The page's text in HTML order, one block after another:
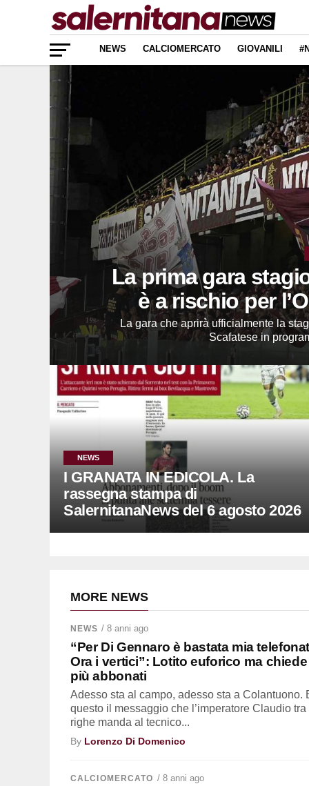
NEWS CALCIOMERCATO GIOVANILI
La prima gara
è a rischio per
La gara che aprirà ufficialmente la
Scafatese in
NEWS
I GRANATA IN EDICOLA. La
rassegna stampa di
SalernitanaNews del 6 agosto 2026
MORE NEWS
NEWS / 8 anni ago
“Per Di Gennaro è bastata mia
Ora i vertici”: Lotito euforico ma chiede
più abbonati
Adesso sta al campo, adesso sta a Colantuono.
questo il messaggio che l’imperatore Claudio tra
righe manda al tecnico...
By Lorenzo Di Domenico
CALCIOMERCATO / 8 anni ago